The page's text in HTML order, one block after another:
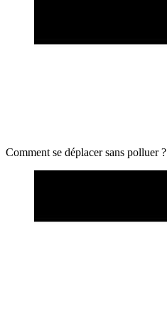
Comment se déplacer sans polluer ?